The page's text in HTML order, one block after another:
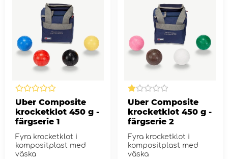
Uber Composite
krocketklot 450 g -
färgserie 1
Fyra krocketklot i
kompositplast med
väska
Uber Composite
krocketklot 450 g -
färgserie 2
Fyra krocketklot i
kompositplast med
väska